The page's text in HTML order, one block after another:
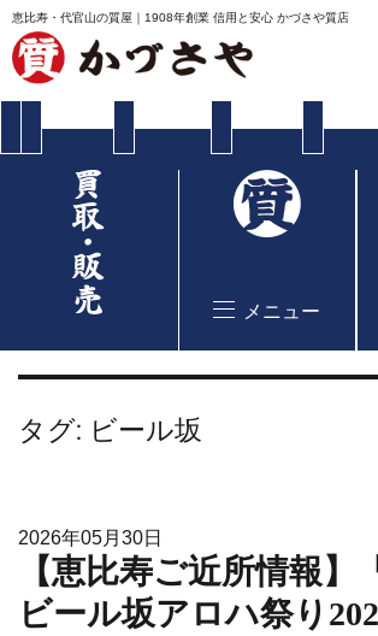
恵比寿・代官山の質屋｜1908年創業 信用と安心 かづさや質店
メニュー
タグ: ビール坂
2026年05月30日
【恵比寿ご近所情報】
ビール坂アロハ祭り